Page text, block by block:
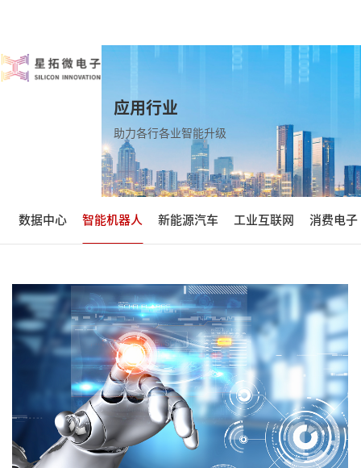
应用行业
助力各行各业智能升级
数据中心 智能机器人 新能源汽车 工业互联网 消费电子